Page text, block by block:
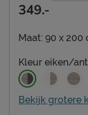
Maat: 90 x 200
Kleur eiken/
Bekijk grotere
349.-